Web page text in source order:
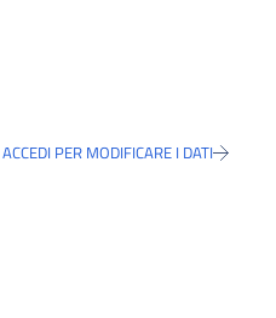
ACCEDI PER MODIFICARE I DATI